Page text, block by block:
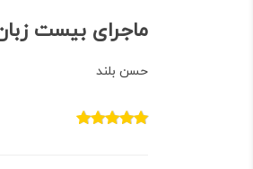
ماجرای بیست
حسن بلند